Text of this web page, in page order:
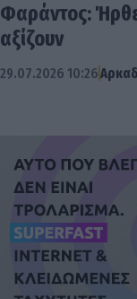
Φαράντος: Ήρθε
αξίζουν
29.07.2026 10:26